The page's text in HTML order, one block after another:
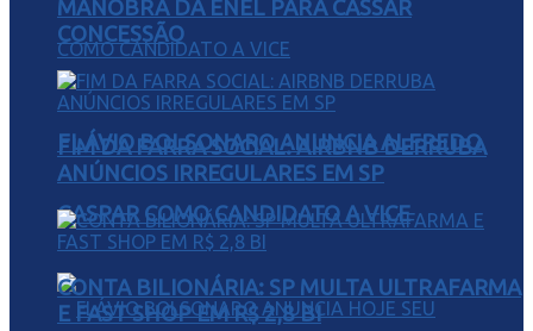
FLÁVIO BOLSONARO ANUNCIA ALFREDO
GASPAR COMO CANDIDATO A VICE
MANOBRA DA ENEL PARA CASSAR
CONCESSÃO
FIM DA FARRA SOCIAL: AIRBNB DERRUBA
ANÚNCIOS IRREGULARES EM SP
CONTA BILIONÁRIA: SP MULTA ULTRAFARMA
E FAST SHOP EM R$ 2,8 BI